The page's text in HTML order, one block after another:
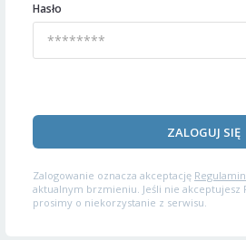
Hasło
ZALOGUJ SIĘ
Zalogowanie oznacza akceptację
aktualnym brzmieniu. Jeśli nie akceptujesz
prosimy o niekorzystanie z serwisu.